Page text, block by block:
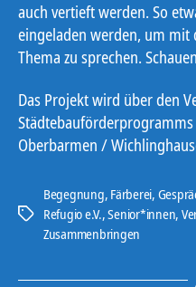
auch vertieft werden. So
eingeladen werden, um mit
Thema zu sprechen.
Das Projekt wird über den
Oberbarmen /
Schlagwörter
Begegnung, Färberei,
Refugio e.V.,Senior*innen,
Zusammenbringen